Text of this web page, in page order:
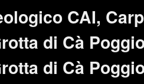
CAI,
di Cà
di Cà